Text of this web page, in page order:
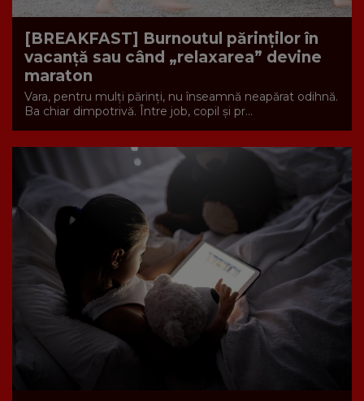
[BREAKFAST] Burnoutul părinților în
vacanță sau când „relaxarea” devine
maraton
Vara, pentru mulți părinți, nu înseamnă neapărat odihnă.
Ba chiar dimpotrivă. Între job, copil și pr...